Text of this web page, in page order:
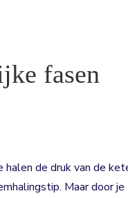
fasen
halen de druk van de
Maar door